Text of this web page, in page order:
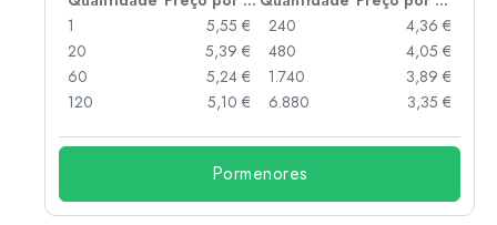
1
5,55 €
20
5,39 €
60
5,24 €
120
5,10 €
240
4,36 €
480
4,05 €
1.740
3,89 €
6.880
3,35 €
Pormenores